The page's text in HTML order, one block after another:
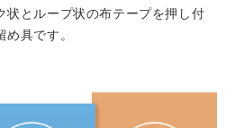
とループ状の布テープを押し付
具です。